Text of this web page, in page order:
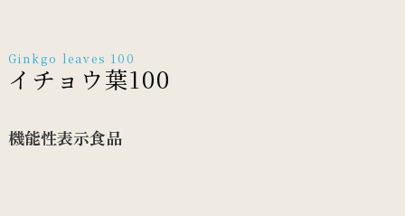
Ginkgo leaves 100
イチョウ葉100
機能性表示食品